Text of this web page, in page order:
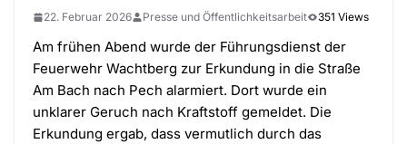
22. Februar 2026 Presse und Öffentlichkeitsarbeit 351 Views
Am frühen Abend wurde der Führungsdienst der
Feuerwehr Wachtberg zur Erkundung in die Straße
Am Bach nach Pech alarmiert. Dort wurde ein
unklarer Geruch nach Kraftstoff gemeldet. Die
Erkundung ergab, dass vermutlich durch das